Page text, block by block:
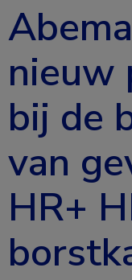
nieuw
bij de
van
HR+